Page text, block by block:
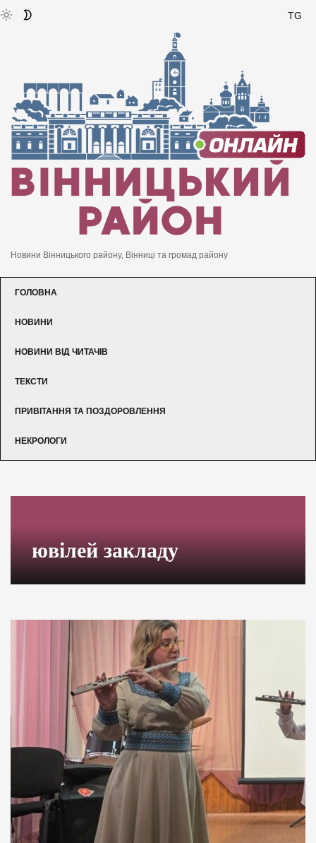
TG
Новини Вінницького району, Вінниці та громад району
ГОЛОВНА
НОВИНИ
НОВИНИ ВІД ЧИТАЧІВ
ТЕКСТИ
ПРИВІТАННЯ ТА ПОЗДОРОВЛЕННЯ
НЕКРОЛОГИ
ювілей закладу